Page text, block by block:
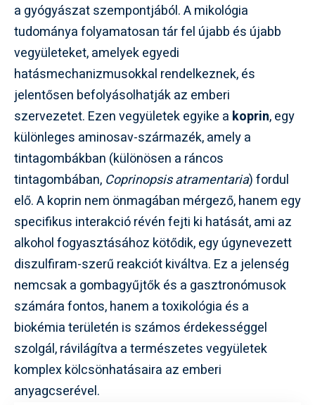
a gyógyászat szempontjából. A mikológia
tudománya folyamatosan tár fel újabb és újabb
vegyületeket, amelyek egyedi
hatásmechanizmusokkal rendelkeznek, és
jelentősen befolyásolhatják az emberi
szervezetet. Ezen vegyületek egyike a koprin, egy
különleges aminosav-származék, amely a
tintagombákban (különösen a ráncos
tintagombában, Coprinopsis atramentaria) fordul
elő. A koprin nem önmagában mérgező, hanem egy
specifikus interakció révén fejti ki hatását, ami az
alkohol fogyasztásához kötődik, egy úgynevezett
diszulfiram-szerű reakciót kiváltva. Ez a jelenség
nemcsak a gombagyűjtők és a gasztronómusok
számára fontos, hanem a toxikológia és a
biokémia területén is számos érdekességgel
szolgál, rávilágítva a természetes vegyületek
komplex kölcsönhatásaira az emberi
anyagcserével.